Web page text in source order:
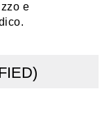
e